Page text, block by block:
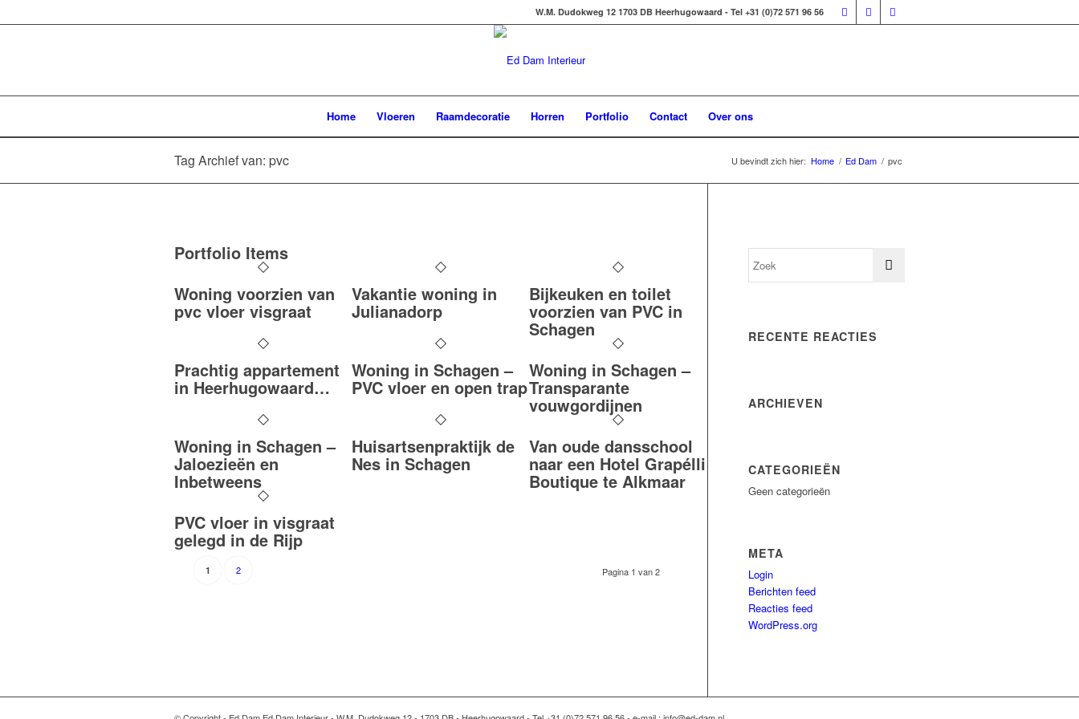
W.M. Dudokweg 12 1703 DB Heerhugowaard - Tel +31 (0)72 571 96 56
Home Vloeren Raamdecoratie Horren Portfolio Contact Over ons
Tag Archief van: pvc U bevindt zich hier: Home / Ed Dam / pvc
Portfolio Items
Woning voorzien van
pvc vloer visgraat
Vakantie woning in
Julianadorp
Bijkeuken en toilet
voorzien van PVC in
Schagen
Prachtig appartement
in Heerhugowaard…
Woning in Schagen –
PVC vloer en open trap
Woning in Schagen –
Transparante
vouwgordijnen
Woning in Schagen –
Jaloezieën en
Inbetweens
Huisartsenpraktijk de
Nes in Schagen
Van oude dansschool
naar een Hotel Grapélli
Boutique te Alkmaar
PVC vloer in visgraat
gelegd in de Rijp
Pagina 1 van 2
1 2
RECENTE REACTIES
ARCHIEVEN
CATEGORIEËN
Geen categorieën
META
Login
Berichten feed
Reacties feed
WordPress.org